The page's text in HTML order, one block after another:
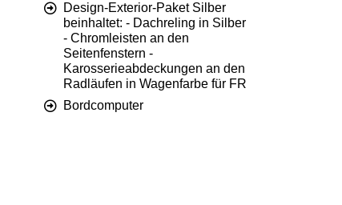
Design-Exterior-Paket Silber
beinhaltet: - Dachreling in Silber
- Chromleisten an den
Seitenfenstern -
Karosserieabdeckungen an den
Radläufen in Wagenfarbe für FR
Bordcomputer